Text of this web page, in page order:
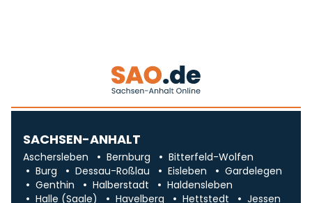
SACHSEN-ANHALT
Aschersleben Bernburg
Bitterfeld-Wolfen
Burg
Dessau-Roßlau Eisleben
Gardelegen
Genthin
Halberstadt
Haldensleben
Halle (Saale)
Havelberg Hettstedt
Jessen